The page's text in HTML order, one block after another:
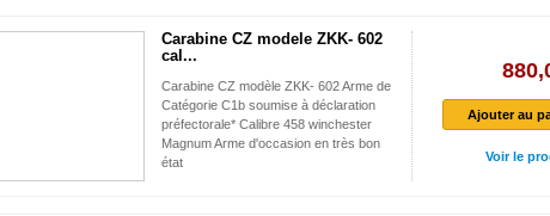
Carabine CZ modele ZKK- 602
cal...
Carabine CZ modèle ZKK- 602 Arme de
Catégorie C1b soumise à déclaration
préfectorale* Calibre 458 winchester
Magnum Arme d'occasion en très bon
état
Ajouter au
Voir le